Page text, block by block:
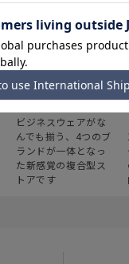
スーツスクエア
ビジネスウェアがな
んでも揃う、4つのブ
ランドが一体となっ
た新感覚の複合型ス
トアです